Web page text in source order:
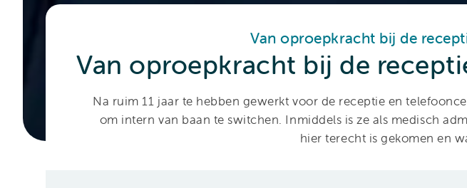
Van oproepkracht bij de
Van oproepkracht bij de
Na ruim 11 jaar te hebben gewerkt voor de receptie en
om intern van baan te switchen. Inmiddels is ze als medisch
hier terecht is gekomen en